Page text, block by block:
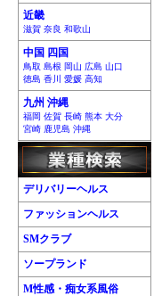
近畿
滋賀 奈良 和歌山
中国 四国
鳥取 島根 岡山 広島 山口
徳島 香川 愛媛 高知
九州 沖縄
福岡 佐賀 長崎 熊本 大分
宮崎 鹿児島 沖縄
デリバリーヘルス
ファッションヘルス
SMクラブ
ソープランド
M性感・痴女系風俗